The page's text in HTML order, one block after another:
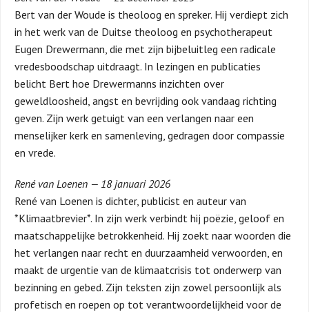
Bert van der Woude is theoloog en spreker. Hij verdiept zich
in het werk van de Duitse theoloog en psychotherapeut
Eugen Drewermann, die met zijn bijbeluitleg een radicale
vredesboodschap uitdraagt. In lezingen en publicaties
belicht Bert hoe Drewermanns inzichten over
geweldloosheid, angst en bevrijding ook vandaag richting
geven. Zijn werk getuigt van een verlangen naar een
menselijker kerk en samenleving, gedragen door compassie
en vrede.
René van Loenen — 18 januari 2026
René van Loenen is dichter, publicist en auteur van
*Klimaatbrevier*. In zijn werk verbindt hij poëzie, geloof en
maatschappelijke betrokkenheid. Hij zoekt naar woorden die
het verlangen naar recht en duurzaamheid verwoorden, en
maakt de urgentie van de klimaatcrisis tot onderwerp van
bezinning en gebed. Zijn teksten zijn zowel persoonlijk als
profetisch en roepen op tot verantwoordelijkheid voor de